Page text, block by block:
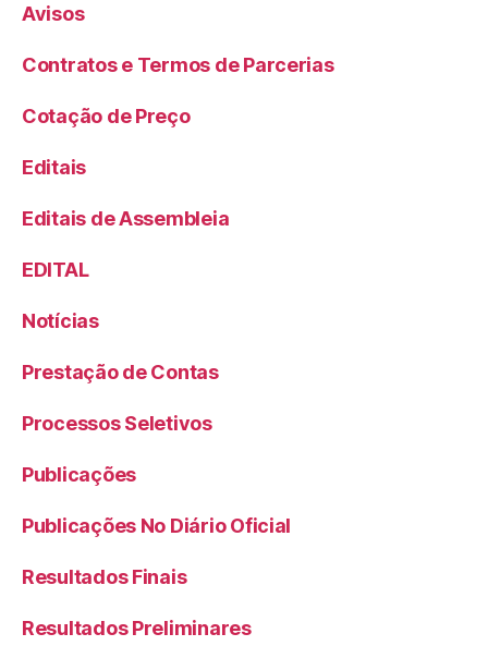
Avisos
Contratos e Termos de Parcerias
Cotação de Preço
Editais
Editais de Assembleia
EDITAL
Notícias
Prestação de Contas
Processos Seletivos
Publicações
Publicações No Diário Oficial
Resultados Finais
Resultados Preliminares